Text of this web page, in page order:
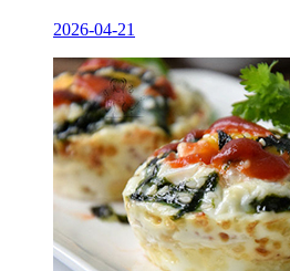
2026-04-21